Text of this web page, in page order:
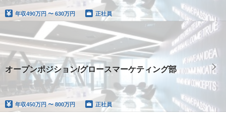
年収490万円 〜 630万円 正社員
オープンポジション/グロースマーケティング部
年収450万円 〜 800万円 正社員